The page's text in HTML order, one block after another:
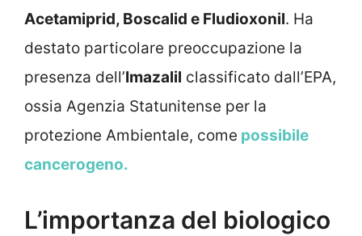
Acetamiprid, Boscalid e Fludioxonil. Ha
destato particolare preoccupazione la
presenza dell’Imazalil classificato dall’EPA,
ossia Agenzia Statunitense per la
protezione Ambientale, come possibile
cancerogeno.
L’importanza del biologico